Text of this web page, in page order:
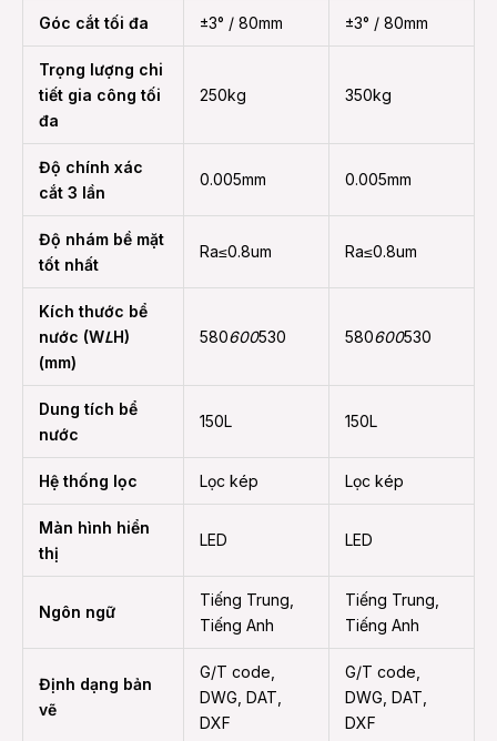
Góc cắt tối đa ±3° / 80mm ±3° / 80mm
Trọng lượng chi
tiết gia công tối
đa
250kg 350kg
Độ chính xác
cắt 3 lần
0.005mm 0.005mm
Độ nhám bề mặt
tốt nhất
Ra≤0.8um Ra≤0.8um
Kích thước bể
nước (WLH)
(mm)
580600530 580600530
Dung tích bể
nước
150L 150L
Hệ thống lọc Lọc kép Lọc kép
Màn hình hiển
thị
LED LED
Ngôn ngữ
Tiếng Trung,
Tiếng Anh
Tiếng Trung,
Tiếng Anh
Định dạng bản
vẽ
G/T code,
DWG, DAT,
DXF
G/T code,
DWG, DAT,
DXF